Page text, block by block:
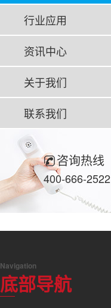
行业应用
资讯中心
关于我们
联系我们
咨询热线
400-666-2522
Navigation
底部导航